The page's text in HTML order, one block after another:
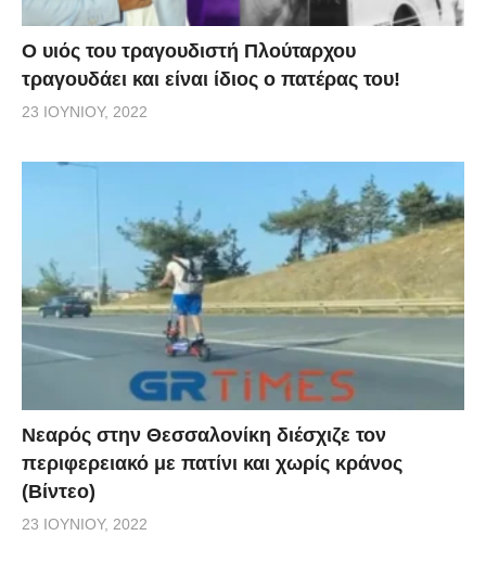
O υιός του τραγουδιστή Πλούταρχου
τραγουδάει και είναι ίδιος ο πατέρας του!
23 ΙΟΥΝΊΟΥ, 2022
Νεαρός στην Θεσσαλονίκη διέσχιζε τον
περιφερειακό με πατίνι και χωρίς κράνος
(Βίντεο)
23 ΙΟΥΝΊΟΥ, 2022